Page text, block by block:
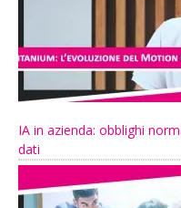
IA in azienda: obblighi
dati